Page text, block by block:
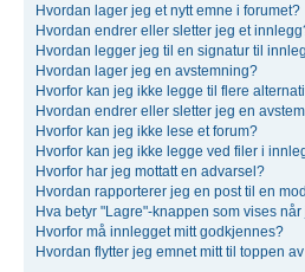
Hvordan lager jeg et nytt emne i forumet?
Hvordan endrer eller sletter jeg et
Hvordan legger jeg til en signatur til
Hvordan lager jeg en avstemning?
Hvorfor kan jeg ikke legge til flere
Hvordan endrer eller sletter jeg en
Hvorfor kan jeg ikke lese et forum?
Hvorfor kan jeg ikke legge ved filer i
Hvorfor har jeg mottatt en advarsel?
Hvordan rapporterer jeg en post til en
Hva betyr "Lagre"-knappen som vises
Hvorfor må innlegget mitt godkjennes?
Hvordan flytter jeg emnet mitt til toppen